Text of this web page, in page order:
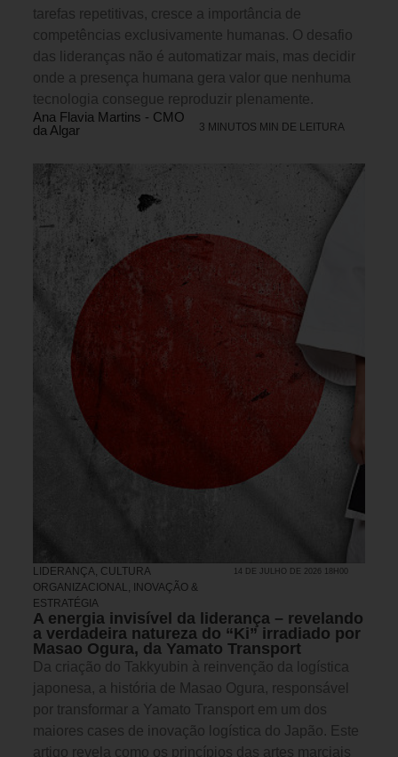
tarefas repetitivas, cresce a importância de
competências exclusivamente humanas. O desafio
das lideranças não é automatizar mais, mas decidir
onde a presença humana gera valor que nenhuma
tecnologia consegue reproduzir plenamente.
Ana Flavia Martins - CMO
da Algar
3 MINUTOS MIN DE LEITURA
LIDERANÇA, CULTURA
ORGANIZACIONAL, INOVAÇÃO &
ESTRATÉGIA
14 DE JULHO DE 2026 18H00
A energia invisível da liderança – revelando
a verdadeira natureza do “Ki” irradiado por
Masao Ogura, da Yamato Transport
Da criação do Takkyubin à reinvenção da logística
japonesa, a história de Masao Ogura, responsável
por transformar a Yamato Transport em um dos
maiores cases de inovação logística do Japão. Este
artigo revela como os princípios das artes marciais